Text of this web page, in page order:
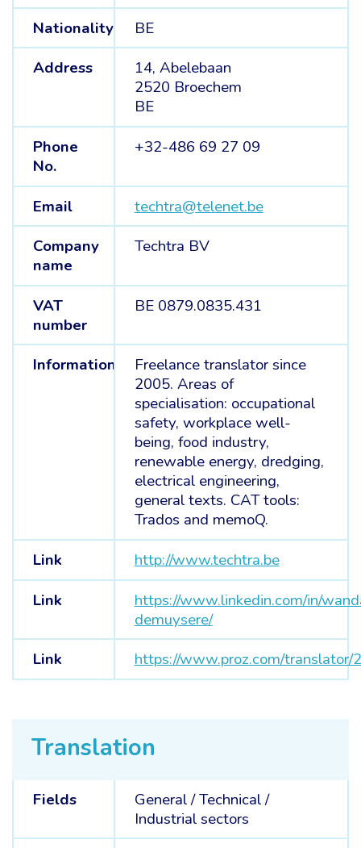
Nationality
BE
Address
14, Abelebaan
2520 Broechem
BE
Phone
No.
+32-486 69 27 09
Email
techtra@telenet.be
Company
name
Techtra BV
VAT
number
BE 0879.0835.431
Information
Freelance translator since
2005. Areas of
specialisation: occupational
safety, workplace well-
being, food industry,
renewable energy, dredging,
electrical engineering,
general texts. CAT tools:
Trados and memoQ.
Link
http://www.techtra.be
Link
https://www.linkedin.com/in/
demuysere/
Link
https://www.proz.com/translator/
Translation
Fields General /Technical /
Industrial sectors